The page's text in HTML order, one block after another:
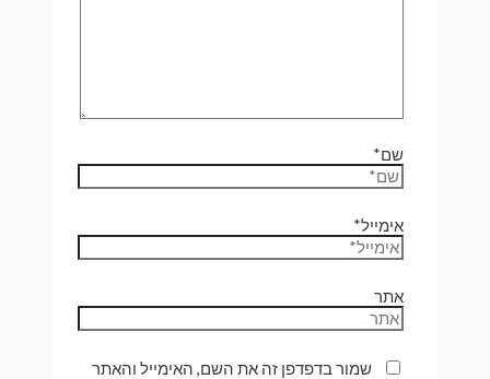
שם*
אימייל*
אתר
שמור בדפדפן זה את השם, האימייל והאתר